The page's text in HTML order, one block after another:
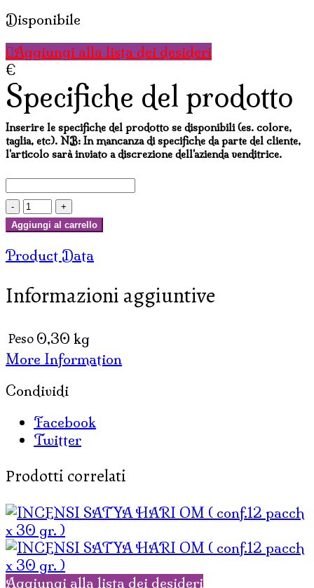
Disponibile
Aggiungi alla lista dei desideri
€
Specifiche del prodotto
Inserire le specifiche del prodotto se disponibili (es. colore,
taglia, etc). NB: In mancanza di specifiche da parte del cliente,
l'articolo sarà inviato a discrezione dell'azienda venditrice.
INCENSI
SATYA
CHAMPA
BABA
box
x
gr
quantità
Aggiungi al carrello
Product Data
Informazioni aggiuntive
Peso 0,30 kg
More Information
Condividi
Facebook
Twitter
Prodotti correlati
Aggiungi alla lista dei desideri